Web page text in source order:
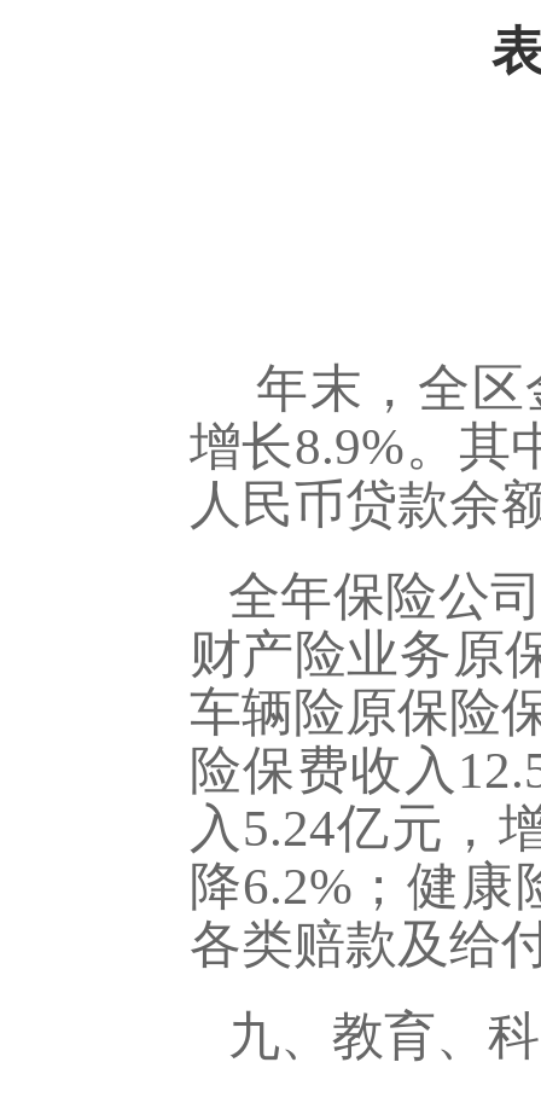
年末，全区
增长8.9%。其
人民币贷款余
全年保险公
财产险业务原
车辆险原保险
险保费收入
入5.24亿元，
降6.2%；健
各类赔款及给
九、教育、